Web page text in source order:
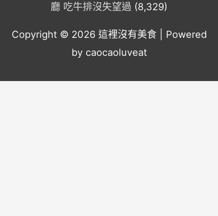
廳 吃牛排沒失望過 (8,329)
Copyright © 2026 這裡沒有美食 | Powered
by caocaoluveat